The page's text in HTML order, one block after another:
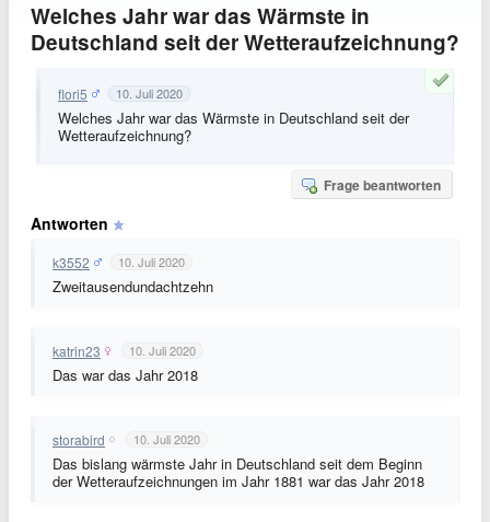
Welches Jahr war das Wärmste in
Deutschland seit der Wetteraufzeichnung?
flori5 10. Juli 2020
Welches Jahr war das Wärmste in Deutschland seit der
Wetteraufzeichnung?
Frage beantworten
Antworten
k3552 10. Juli 2020
Zweitausendundachtzehn
katrin23 10. Juli 2020
Das war das Jahr 2018
storabird 10. Juli 2020
Das bislang wärmste Jahr in Deutschland seit dem Beginn
der Wetteraufzeichnungen im Jahr 1881 war das Jahr 2018